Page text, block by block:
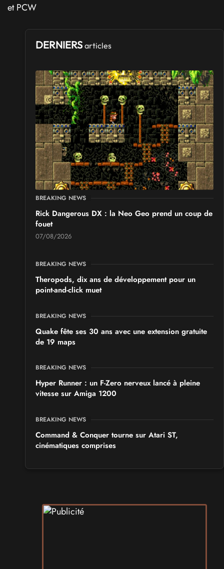
DERNIERS articles
BREAKING NEWS
Rick Dangerous DX : la Neo Geo prend un coup de
fouet
07/08/2026
BREAKING NEWS
Theropods, dix ans de développement pour un
point-and-click muet
BREAKING NEWS
Quake fête ses 30 ans avec une extension gratuite
de 19 maps
BREAKING NEWS
Hyper Runner : un F-Zero nerveux lancé à pleine
vitesse sur Amiga 1200
BREAKING NEWS
Command & Conquer tourne sur Atari ST,
cinématiques comprises